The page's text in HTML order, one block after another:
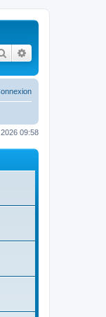
Rechercher
09:58